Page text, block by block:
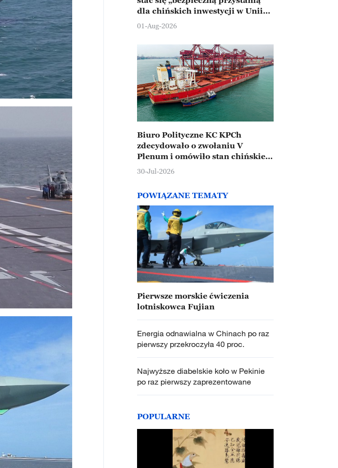
dla chińskich inwestycji w Unii
Europejskiej
01-Aug-2026
Biuro Polityczne KC KPCh
zdecydowało o zwołaniu V
Plenum i omówiło stan chińskiej
gospodarki
30-Jul-2026
POWIĄZANE TEMATY
Pierwsze morskie ćwiczenia
lotniskowca Fujian
Energia odnawialna w Chinach po raz
pierwszy przekroczyła 40 proc.
Najwyższe diabelskie koło w Pekinie
po raz pierwszy zaprezentowane
POPULARNE